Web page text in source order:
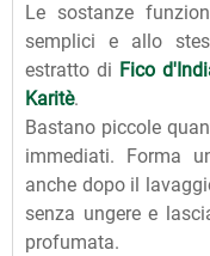
Le sostanze
semplici e allo
estratto di Fico
Karitè.
Bastano piccole
immediati. Forma
anche dopo il
senza ungere e
profumata.